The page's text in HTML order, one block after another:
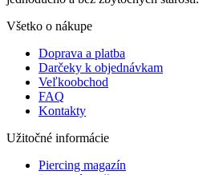
Všetko o nákupe
Doprava a platba
Darčeky k objednávkam
Veľkoobchod
FAQ
Kontakty
Užitočné informácie
Piercing magazín